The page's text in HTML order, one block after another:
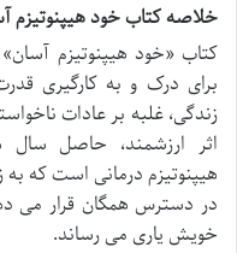
خلاصه کتاب خود هیپنوتیزم
کتاب «خود هیپنوتیزم
برای درک و به کارگیری
زندگی، غلبه بر عادات
اثر ارزشمند، حاصل سال
هیپنوتیزم درمانی است که به
در دسترس همگان قرار می
خویش یاری می رساند.